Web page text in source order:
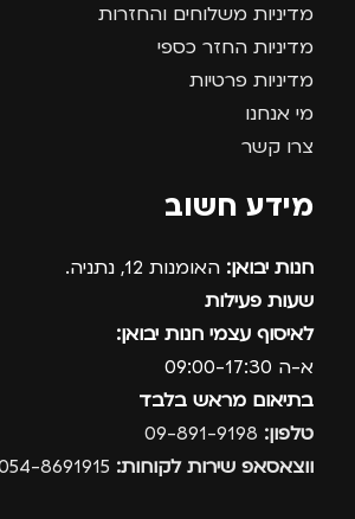
מדיניות משלוחים והחזרות
מדיניות החזר כספי
מדיניות פרטיות
מי אנחנו
צרו קשר
מידע חשוב
חנות יבואן: האומנות 12, נתניה.
שעות פעילות
לאיסוף עצמי חנות יבואן:
א-ה 09:00-17:30
בתיאום מראש בלבד
טלפון:
ווצאסאפ שירות לקוחות: